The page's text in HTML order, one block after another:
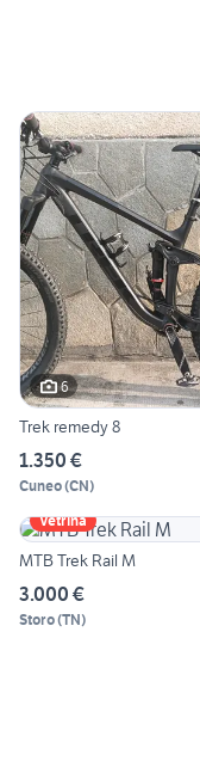
6
Trek remedy 8
1.350 €
Cuneo(CN)
Vetrina
MTB Trek Rail M
3.000 €
Storo(TN)